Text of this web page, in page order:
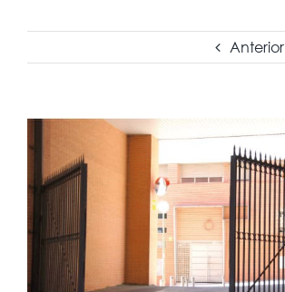
Anterior
imagen
más
grande